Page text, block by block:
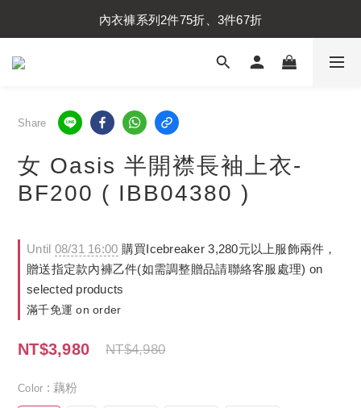
內衣褲系列2件75折、3件67折
內衣褲系列2件75折、3件67折
襪子系列2件75折、3件67折
Share
女 Oasis 半開襟長袖上衣-
BF200 ( IBB04380 )
Until 08/31 16:00 購買Icebreaker 3,280元以上服飾兩件，
贈送指定款內褲乙件(如需調整贈品請聯絡客服處理) on
selected products
滿千免運 on order
NT$3,980 NT$4,980
Color : 藕粉